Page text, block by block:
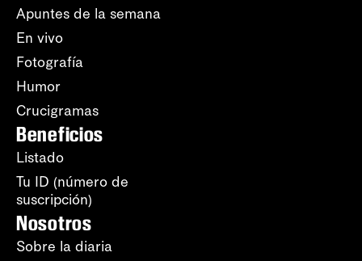
Apuntes de la semana
En vivo
Fotografía
Humor
Crucigramas
Beneficios
Listado
Tu ID (número de
suscripción)
Nosotros
Sobre la diaria